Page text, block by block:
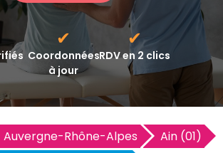
✔
Coordonnées
à jour
✔
RDV en 2 clics
Auvergne-Rhône-Alpes
Ain (01)